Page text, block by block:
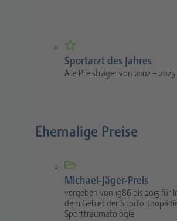
Sportarzt des Jahres
Alle Preisträger von 2002 – 2025
Ehemalige Preise
Michael-Jäger-Preis
vergeben von 1986 bis 2015 für
dem Gebiet der
Sporttraumatologie